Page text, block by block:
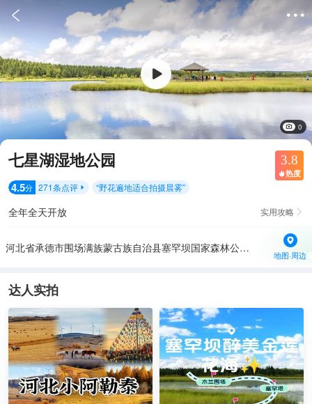
 
0
七星湖湿地公园 3.8
 热度
4.5分 271条点评  “野花遍地适合拍摄晨雾”
全年全天开放 实用攻略 
河北省承德市围场满族蒙古族自治县塞罕坝国家森林公园内
地图·周边
达人实拍